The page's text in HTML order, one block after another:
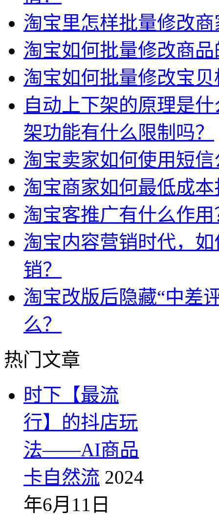
淘宝里怎样批量修改
淘宝如何批量修改商
淘宝如何批量修改宝贝
自动上下架的原理是
架功能有什么限制吗？
淘宝卖家如何使用短
淘宝商家如何最低成
淘宝客推广有什么作用
淘宝内容营销时代，
销？
淘宝改版后隐藏“中差
么？
热门文章
时下【最流
行】的抖店玩
法——AI商品
卡自然流 2024
年6月11日